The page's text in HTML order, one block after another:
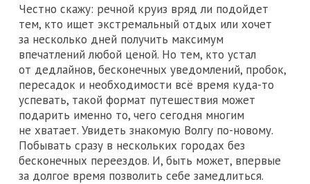
Честно скажу: речной круиз вряд ли подойдет
тем, кто ищет экстремальный отдых или хочет
за несколько дней получить максимум
впечатлений любой ценой. Но тем, кто устал
от дедлайнов, бесконечных уведомлений, пробок,
пересадок и необходимости всё время куда-то
успевать, такой формат путешествия может
подарить именно то, чего сегодня многим
не хватает. Увидеть знакомую Волгу по-новому.
Побывать сразу в нескольких городах без
бесконечных переездов. И, быть может, впервые
за долгое время позволить себе замедлиться.